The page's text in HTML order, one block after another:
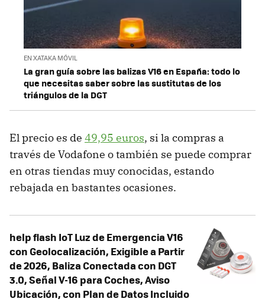
EN XATAKA MÓVIL
La gran guía sobre las balizas V16 en España: todo lo
que necesitas saber sobre las sustitutas de los
triángulos de la DGT
El precio es de 49,95 euros, si la compras a
través de Vodafone o también se puede comprar
en otras tiendas muy conocidas, estando
rebajada en bastantes ocasiones.
help flash IoT Luz de Emergencia V16
con Geolocalización, Exigible a Partir
de 2026, Baliza Conectada con DGT
3.0, Señal V-16 para Coches, Aviso
Ubicación, con Plan de Datos Incluido